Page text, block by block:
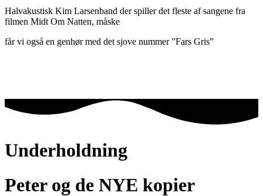
Halvakustisk Kim Larsenband der spiller det fleste af sangene fra
filmen Midt Om Natten, måske
får vi også en genhør med det sjove nummer ”Fars Gris”
Underholdning
Peter og de NYE kopier